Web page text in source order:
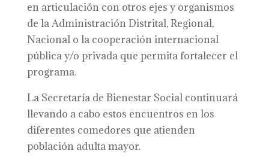
en articulación con otros ejes y organismos
de la Administración Distrital, Regional,
Nacional o la cooperación internacional
pública y/o privada que permita fortalecer el
programa.
La Secretaría de Bienestar Social continuará
llevando a cabo estos encuentros en los
diferentes comedores que atienden
población adulta mayor.